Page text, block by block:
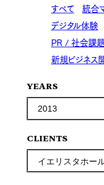
すべて 統合
デジタル体験
PR / 社会課
新規ビジネス
YEARS
CLIENTS